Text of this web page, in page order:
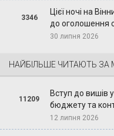
3346
Цієї ночі на
до оголошення
30 липня 2026
НАЙБІЛЬШЕ ЧИТАЮТЬ ЗА
11209
Вступ до вишів
бюджету та
12 липня 2026